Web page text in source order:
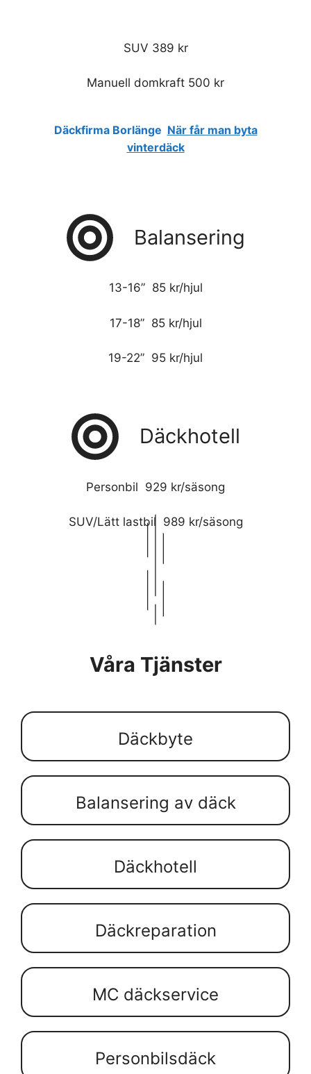
SUV 389 kr
Manuell domkraft 500 kr
Däckfirma Borlänge När får man byta
vinterdäck
Balansering
13-16” 85 kr/hjul
17-18” 85 kr/hjul
19-22” 95 kr/hjul
Däckhotell
Personbil 929 kr/säsong
SUV/Lätt lastbil 989 kr/säsong
Våra Tjänster
Däckbyte
Balansering av däck
Däckhotell
Däckreparation
MC däckservice
Personbilsdäck